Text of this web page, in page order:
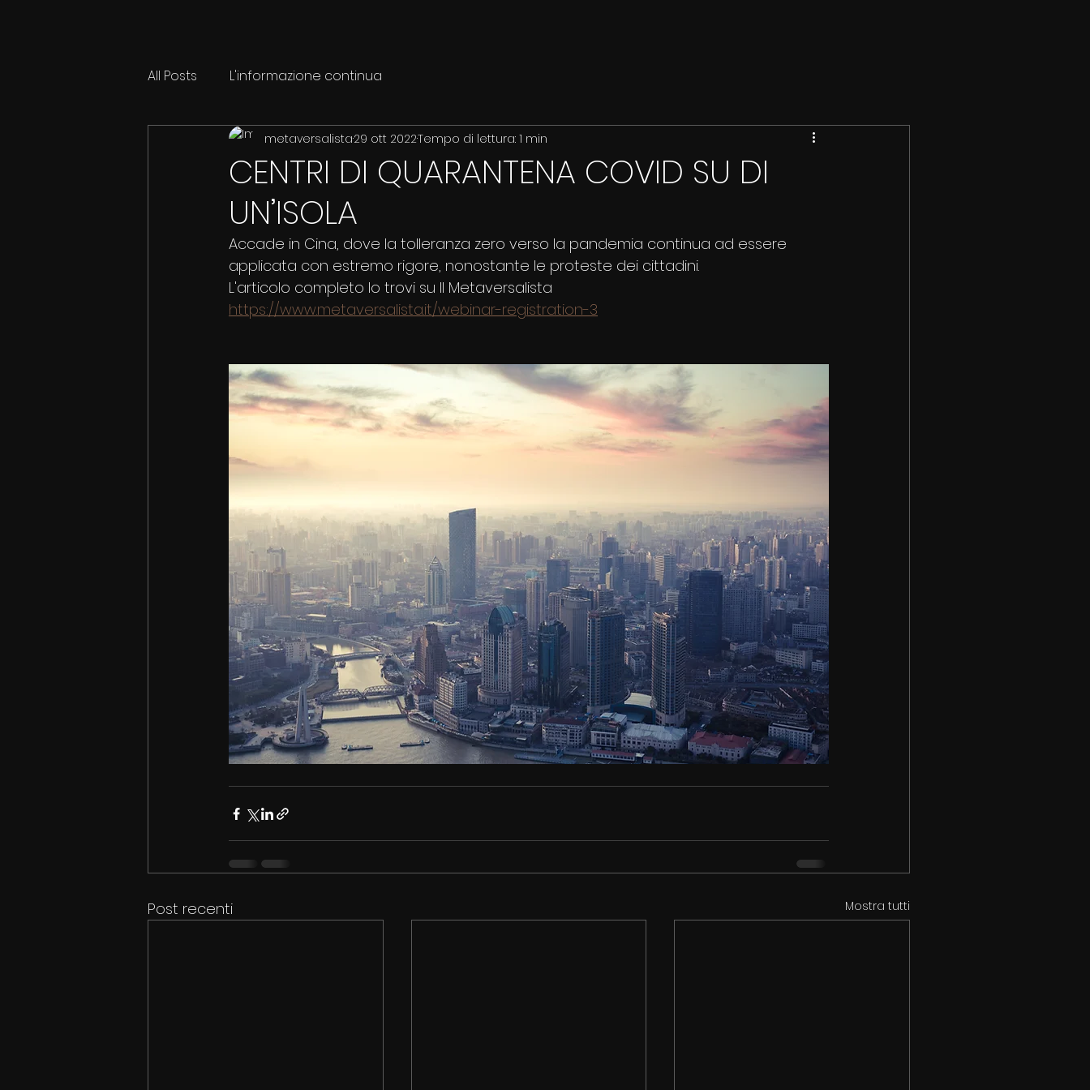
All Posts L'informazione continua
CENTRI DI QUARANTENA COVID SU DI
UN’ISOLA
metaversalista29 ott 2022Tempo di lettura: 1 min
Accade in Cina, dove la tolleranza zero verso la pandemia continua ad essere
applicata con estremo rigore, nonostante le proteste dei cittadini.
L'articolo completo lo trovi su Il Metaversalista
https://www.metaversalista.it/webinar-registration-3
Post recenti Mostra tutti